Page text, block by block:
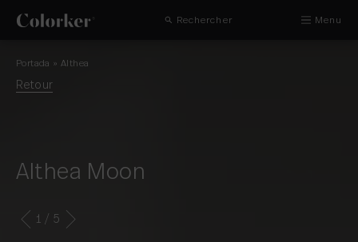
Rechercher Menu
Portada » Althea
Retour
Althea Moon
1 / 5